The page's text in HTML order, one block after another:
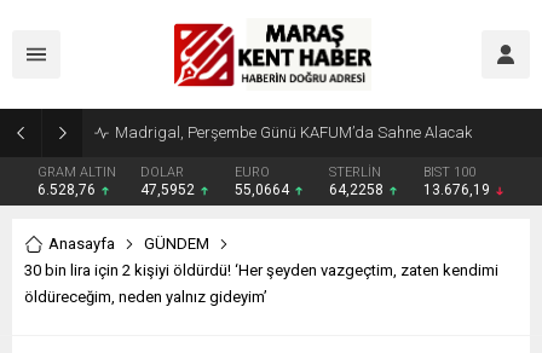
Madrigal, Perşembe Günü KAFUM’da Sahne Alacak
GRAM ALTIN
6.528,76
DOLAR
47,5952
EURO
55,0664
STERLİN
64,2258
BIST 100
13.676,19
Anasayfa
GÜNDEM
30 bin lira için 2 kişiyi öldürdü! ‘Her şeyden vazgeçtim, zaten kendimi
öldüreceğim, neden yalnız gideyim’